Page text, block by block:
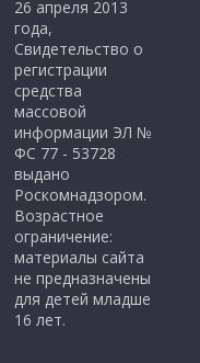
26 апреля 2013
года,
Свидетельство о
регистрации
средства
массовой
информации ЭЛ №
ФС 77 - 53728
выдано
Роскомнадзором.
Возрастное
ограничение:
материалы сайта
не предназначены
для детей младше
16 лет.